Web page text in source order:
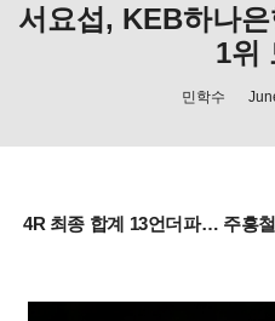
서요섭, KEB하나
1위
민학수
4R 최종 합계 13언더파… 주흥